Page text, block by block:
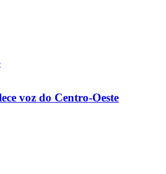
voz do Centro-Oeste